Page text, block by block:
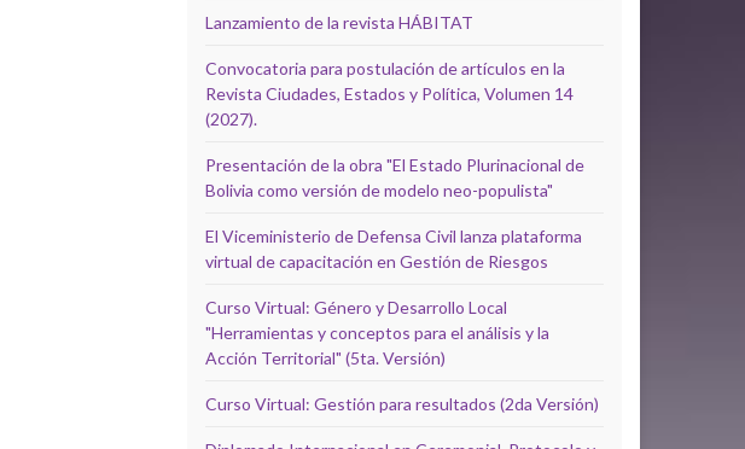
Lanzamiento de la revista HÁBITAT
Convocatoria para postulación de artículos en la
Revista Ciudades, Estados y Política, Volumen 14
(2027).
Presentación de la obra "El Estado Plurinacional de
Bolivia como versión de modelo neo-populista"
El Viceministerio de Defensa Civil lanza plataforma
virtual de capacitación en Gestión de Riesgos
Curso Virtual: Género y Desarrollo Local
"Herramientas y conceptos para el análisis y la
Acción Territorial" (5ta. Versión)
Curso Virtual: Gestión para resultados (2da Versión)